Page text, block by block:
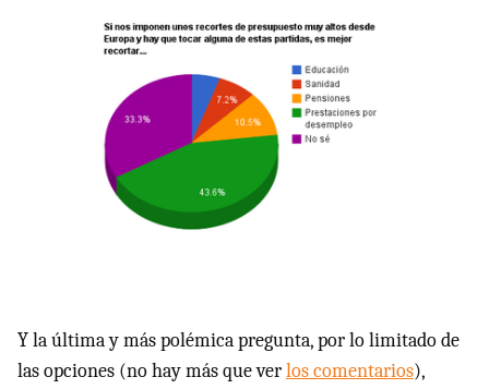
Y la última y más polémica pregunta, por lo limitado de
las opciones (no hay más que verlos comentarios),